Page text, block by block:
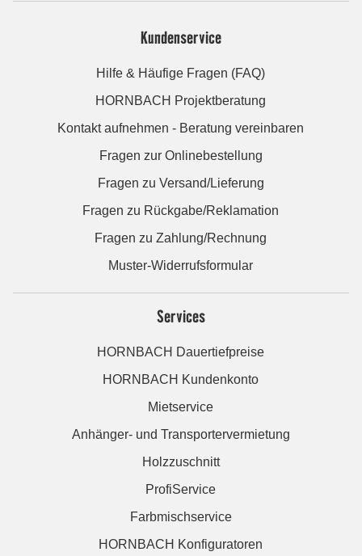
Kundenservice
Hilfe & Häufige Fragen (FAQ)
HORNBACH Projektberatung
Kontakt aufnehmen - Beratung vereinbaren
Fragen zur Onlinebestellung
Fragen zu Versand/Lieferung
Fragen zu Rückgabe/Reklamation
Fragen zu Zahlung/Rechnung
Muster-Widerrufsformular
Services
HORNBACH Dauertiefpreise
HORNBACH Kundenkonto
Mietservice
Anhänger- und Transportervermietung
Holzzuschnitt
ProfiService
Farbmischservice
HORNBACH Konfiguratoren